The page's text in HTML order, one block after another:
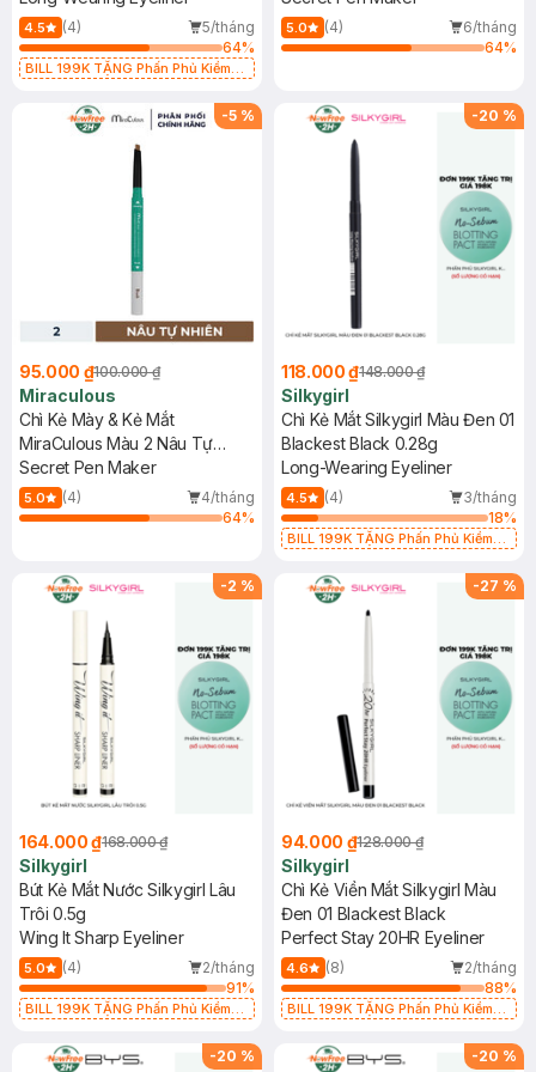
4.5 (4)
5/tháng
64%
BILL 199K TẶNG Phấn Phủ Kiềm
5.0 (4)
6/tháng
64%
-5 %
95.000 ₫100.000 ₫
Miraculous
Chì Kẻ Mày & Kẻ Mắt
MiraCulous Màu 2 Nâu Tự
Nhiên
Secret Pen Maker
5.0 (4)
4/tháng
64%
-20 %
118.000 ₫148.000 ₫
Silkygirl
Chì Kẻ Mắt Silkygirl Màu Đen 01
Blackest Black 0.28g
Long-Wearing Eyeliner
4.5 (4)
3/tháng
18%
BILL 199K TẶNG Phấn Phủ Kiềm
có hạn)
-2 %
164.000 ₫168.000 ₫
Silkygirl
Bút Kẻ Mắt Nước Silkygirl Lâu
Trôi 0.5g
Wing It Sharp Eyeliner
5.0 (4)
2/tháng
91%
BILL 199K TẶNG Phấn Phủ Kiềm
có hạn)
-27 %
94.000 ₫128.000 ₫
Silkygirl
Chì Kẻ Viền Mắt Silkygirl Màu
Đen 01 Blackest Black
Perfect Stay 20HR Eyeliner
4.6 (8)
2/tháng
88%
BILL 199K TẶNG Phấn Phủ Kiềm
có hạn)
-20 % -20 %